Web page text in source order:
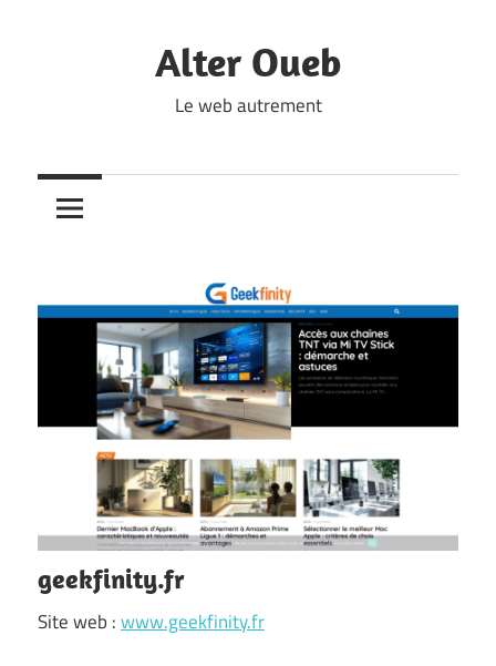
Alter Oueb
Le web autrement
geekfinity.fr
Site web :www.geekfinity.fr